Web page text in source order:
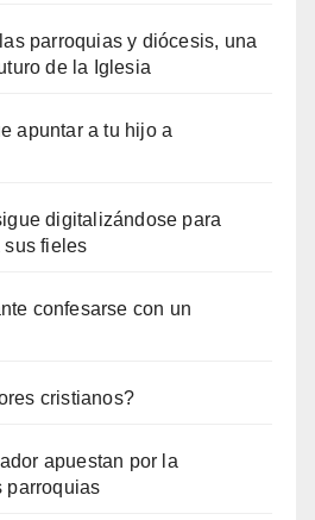
parroquias y diócesis, una
de la Iglesia
apuntar a tu hijo a
digitalizándose para
sus fieles
confesarse con un
cristianos?
apuestan por la
parroquias